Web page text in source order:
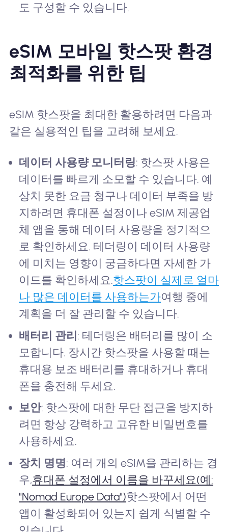
도 구성할 수 있습니다.
eSIM 모바일 핫스팟 환경
최적화를 위한 팁
eSIM 핫스팟을 최대한 활용하려면 다음과
같은 실용적인 팁을 고려해 보세요.
데이터 사용량 모니터링: 핫스팟 사용은
데이터를 빠르게 소모할 수 있습니다. 예
상치 못한 요금 청구나 데이터 부족을 방
지하려면 휴대폰 설정이나 eSIM 제공업
체 앱을 통해 데이터 사용량을 정기적으
로 확인하세요. 테더링이 데이터 사용량
에 미치는 영향이 궁금하다면 자세한 가
이드를 확인하세요.핫스팟이 실제로 얼마
나 많은 데이터를 사용하는가여행 중에
계획을 더 잘 관리할 수 있습니다.
배터리 관리 : 테더링은 배터리를 많이 소
모합니다. 장시간 핫스팟을 사용할 때는
휴대용 보조 배터리를 휴대하거나 휴대
폰을 충전해 두세요.
보안: 핫스팟에 대한 무단 접근을 방지하
려면 항상 강력하고 고유한 비밀번호를
사용하세요.
장치 명명: 여러 개의 eSIM을 관리하는 경
우,휴대폰 설정에서 이름을 바꾸세요(예:
"Nomad Europe Data")핫스팟에서 어떤
앱이 활성화되어 있는지 쉽게 식별할 수